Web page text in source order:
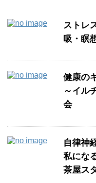
ストレ
吸・瞑
健康の
～イル
会
自律神
私にな
茶屋ス